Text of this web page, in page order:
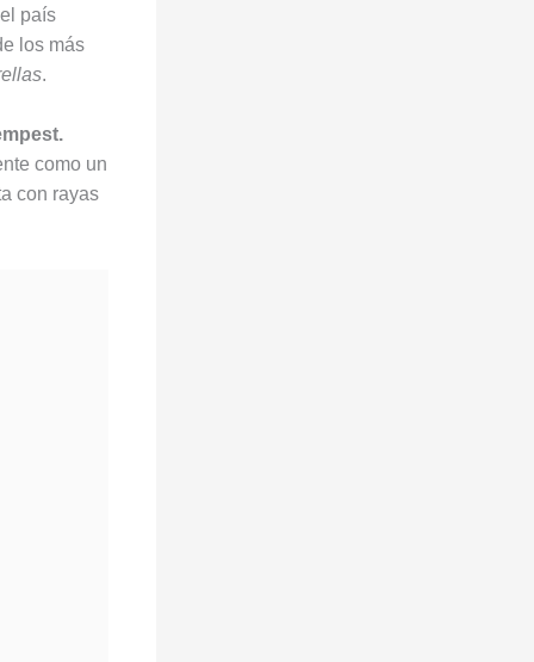
país
los más
.
como un
con rayas